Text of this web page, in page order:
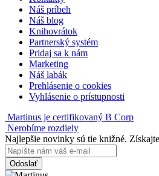
Náš príbeh
Náš blog
Knihovrátok
Partnerský systém
Pridaj sa k nám
Marketing
Náš labák
Prehlásenie o cookies
Vyhlásenie o prístupnosti
Martinus je certifikovaný B Corp
Nerobíme rozdiely
Najlepšie novinky sú tie knižné.
Odoslať